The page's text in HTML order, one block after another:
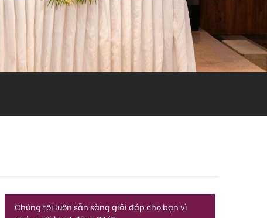
Chúng tôi luôn sẵn sàng giải đáp cho bạn vì